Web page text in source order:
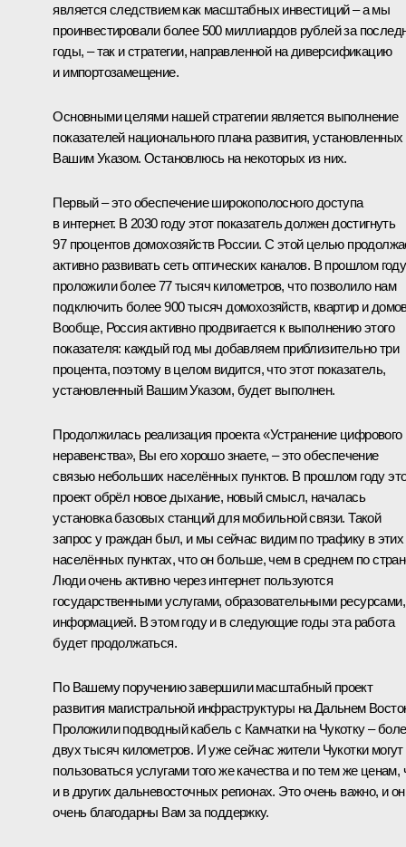
является следствием как масштабных инвестиций – а мы
проинвестировали более 500 миллиардов рублей за
годы, – так и стратегии, направленной на диверсификацию
и импортозамещение.
Основными целями нашей стратегии является выполнение
показателей национального плана развития, установленных
Вашим Указом. Остановлюсь на некоторых из них.
Первый – это обеспечение широкополосного доступа
в интернет. В 2030 году этот показатель должен достигнуть
97 процентов домохозяйств России. С этой целью
активно развивать сеть оптических каналов. В прошлом году
проложили более 77 тысяч километров, что позволило нам
подключить более 900 тысяч домохозяйств, квартир и
Вообще, Россия активно продвигается к выполнению этого
показателя: каждый год мы добавляем приблизительно три
процента, поэтому в целом видится, что этот показатель,
установленный Вашим Указом, будет выполнен.
Продолжилась реализация проекта «Устранение цифрового
неравенства», Вы его хорошо знаете, – это обеспечение
связью небольших населённых пунктов. В прошлом году
проект обрёл новое дыхание, новый смысл, началась
установка базовых станций для мобильной связи. Такой
запрос у граждан был, и мы сейчас видим по трафику в этих
населённых пунктах, что он больше, чем в среднем по
Люди очень активно через интернет пользуются
государственными услугами, образовательными ресурсами,
информацией. В этом году и в следующие годы эта работа
будет продолжаться.
По Вашему поручению завершили масштабный проект
развития магистральной инфраструктуры на Дальнем
Проложили подводный кабель с Камчатки на Чукотку –
двух тысяч километров. И уже сейчас жители Чукотки могут
пользоваться услугами того же качества и по тем же ценам,
и в других дальневосточных регионах. Это очень важно, и
очень благодарны Вам за поддержку.